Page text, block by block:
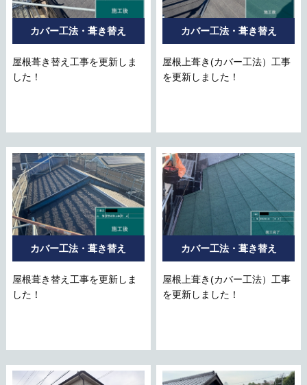
カバー工法・葺き替え
屋根葺き替え工事を更新しま
した！
カバー工法・葺き替え
屋根上葺き(カバー工法）工事
を更新しました！
カバー工法・葺き替え
屋根葺き替え工事を更新しま
した！
カバー工法・葺き替え
屋根上葺き(カバー工法）工事
を更新しました！